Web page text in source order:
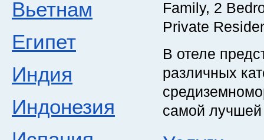
Вьетнам
Египет
Индия
Индонезия
Family, 2
Private
В отеле
различных
самой